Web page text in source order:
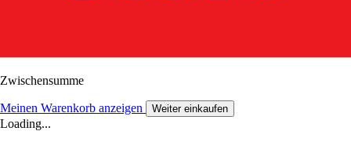
Zwischensumme
Meinen Warenkorb anzeigen Weiter einkaufen
Loading...